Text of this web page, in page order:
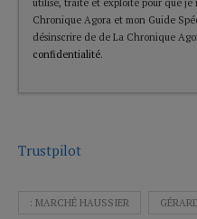
utilisé, traité et exploité pour que
Chronique Agora et mon Guide
désinscrire de de La Chronique
confidentialité.
Trustpilot
: MARCHÉ HAUSSIER